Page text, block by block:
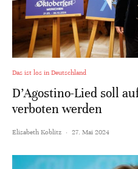
Das ist los in Deutschland
D’Agostino-Lied soll
verboten werden
Elisabeth Koblitz · 27. Mai 2024